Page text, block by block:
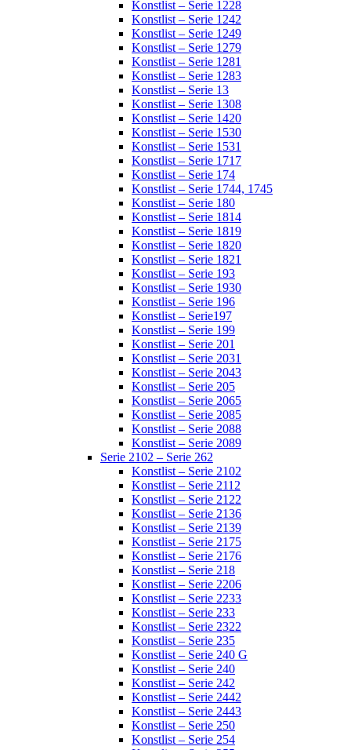
Konstlist – Serie 1228
Konstlist – Serie 1242
Konstlist – Serie 1249
Konstlist – Serie 1279
Konstlist – Serie 1281
Konstlist – Serie 1283
Konstlist – Serie 13
Konstlist – Serie 1308
Konstlist – Serie 1420
Konstlist – Serie 1530
Konstlist – Serie 1531
Konstlist – Serie 1717
Konstlist – Serie 174
Konstlist – Serie 1744, 1745
Konstlist – Serie 180
Konstlist – Serie 1814
Konstlist – Serie 1819
Konstlist – Serie 1820
Konstlist – Serie 1821
Konstlist – Serie 193
Konstlist – Serie 1930
Konstlist – Serie 196
Konstlist – Serie197
Konstlist – Serie 199
Konstlist – Serie 201
Konstlist – Serie 2031
Konstlist – Serie 2043
Konstlist – Serie 205
Konstlist – Serie 2065
Konstlist – Serie 2085
Konstlist – Serie 2088
Konstlist – Serie 2089
Serie 2102 – Serie 262
Konstlist – Serie 2102
Konstlist – Serie 2112
Konstlist – Serie 2122
Konstlist – Serie 2136
Konstlist – Serie 2139
Konstlist – Serie 2175
Konstlist – Serie 2176
Konstlist – Serie 218
Konstlist – Serie 2206
Konstlist – Serie 2233
Konstlist – Serie 233
Konstlist – Serie 2322
Konstlist – Serie 235
Konstlist – Serie 240 G
Konstlist – Serie 240
Konstlist – Serie 242
Konstlist – Serie 2442
Konstlist – Serie 2443
Konstlist – Serie 250
Konstlist – Serie 254